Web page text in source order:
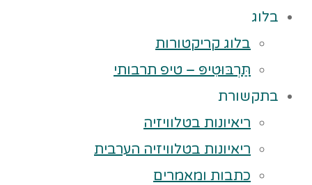
בלוג
בלוג קריקטורות
תַּרְבּוּטִיפּ – טיפ תרבותי
בתקשורת
ריאיונות בטלוויזיה
ריאיונות בטלוויזיה הערבית
כתבות ומאמרים